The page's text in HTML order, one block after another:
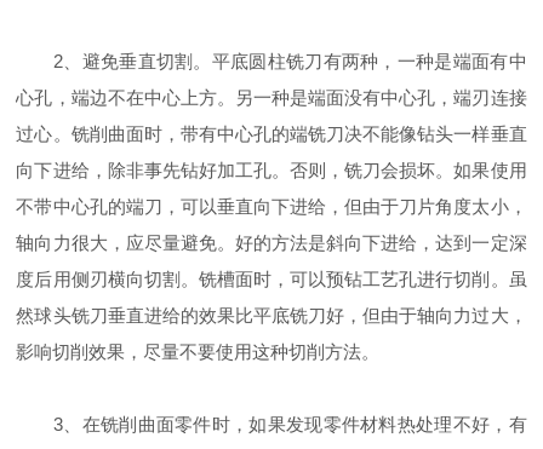
2、避免垂直切割。平底圆柱铣刀有两种，一种是端面有中
心孔，端边不在中心上方。另一种是端面没有中心孔，端刃连接
过心。铣削曲面时，带有中心孔的端铣刀决不能像钻头一样垂直
向下进给，除非事先钻好加工孔。否则，铣刀会损坏。如果使用
不带中心孔的端刀，可以垂直向下进给，但由于刀片角度太小，
轴向力很大，应尽量避免。好的方法是斜向下进给，达到一定深
度后用侧刃横向切割。铣槽面时，可以预钻工艺孔进行切削。虽
然球头铣刀垂直进给的效果比平底铣刀好，但由于轴向力过大，
影响切削效果，尽量不要使用这种切削方法。
3、在铣削曲面零件时，如果发现零件材料热处理不好，有